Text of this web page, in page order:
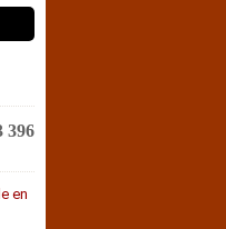
396
en